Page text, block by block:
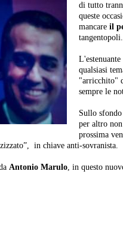
di tutto
queste
mancare il
tangentopoli.
qualsiasi
"arricchito"
sempre le
Sullo
per altro
prossima
in chiave anti-sovranista.
Antonio Marulo, in questo